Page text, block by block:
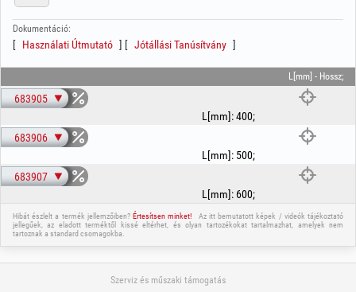
A folyóka könnyen szerelhető és karbantartható, megbízható megoldást
kínál lakossági és kereskedelmi felhasználásra egyaránt.
strapabíró, rozsdamentes acélszerkezet
hatékony EvoSanitary® vízelvezető rendszer
elegáns dizájn, padlószintű zuhanyokhoz ideális
lakossági és kereskedelmi fürdőszobákhoz egyaránt alkalmas
Dokumentáció:
Használati Útmutató Jótállási Tanúsítvány
L[mm] - Hossz;
683905
L[mm]:400;
683906
L[mm]: 500;
683907
L[mm]: 600;
Hibát észlelt a termék jellemzőiben?Értesítsen minket!
Az itt bemutatott képek / videók tájékoztató
jellegűek, az eladott terméktől kissé eltérhet, és olyan tartozékokat tartalmazhat, amelyek nem
tartoznak a standard csomagokba.
Szerviz és műszaki támogatás